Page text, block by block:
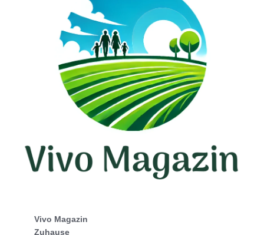
Vivo Magazin
Zuhause